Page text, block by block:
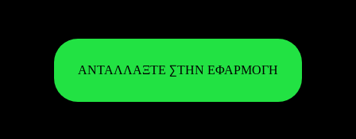
ΑΝΤΑΛΛΆΞΤΕ ΣΤΗΝ ΕΦΑΡΜΟΓΉ